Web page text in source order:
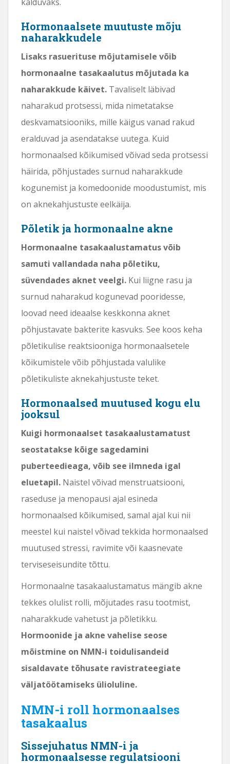
Hormonaalsete muutuste mõju
naharakkudele
Lisaks rasuerituse mõjutamisele võib
hormonaalne tasakaalutus mõjutada ka
naharakkude käivet. Tavaliselt läbivad
naharakud protsessi, mida nimetatakse
deskvamatsiooniks, mille käigus vanad rakud
eralduvad ja asendatakse uutega. Kuid
hormonaalsed kõikumised võivad seda protsessi
häirida, põhjustades surnud naharakkude
kogunemist ja komedoonide moodustumist, mis
on aknekahjustuste eelkäija.
Põletik ja hormonaalne akne
Hormonaalne tasakaalustamatus võib
samuti vallandada naha põletiku,
süvendades aknet veelgi. Kui liigne rasu ja
surnud naharakud kogunevad pooridesse,
loovad need ideaalse keskkonna aknet
põhjustavate bakterite kasvuks. See koos keha
põletikulise reaktsiooniga hormonaalsetele
kõikumistele võib põhjustada valulike
põletikuliste aknekahjustuste teket.
Hormonaalsed muutused kogu elu
jooksul
Kuigi hormonaalset tasakaalustamatust
seostatakse kõige sagedamini
puberteedieaga, võib see ilmneda igal
eluetapil. Naistel võivad menstruatsiooni,
raseduse ja menopausi ajal esineda
hormonaalsed kõikumised, samal ajal kui nii
meestel kui naistel võivad tekkida hormonaalsed
muutused stressi, ravimite või kaasnevate
terviseseisundite tõttu.
Hormonaalne tasakaalustamatus mängib akne
tekkes olulist rolli, mõjutades rasu tootmist,
naharakkude vahetust ja põletikku.
Hormoonide ja akne vahelise seose
mõistmine on NMN-i toidulisandeid
sisaldavate tõhusate ravistrateegiate
väljatöötamiseks ülioluline.
NMN-i roll hormonaalses
tasakaalus
Sissejuhatus NMN-i ja
hormonaalsesse regulatsiooni